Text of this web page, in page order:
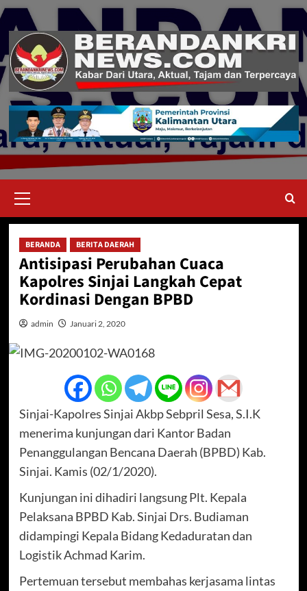
Skip
content
Menu
BERANDA BERITA DAERAH
Antisipasi Perubahan Cuaca
Kapolres Sinjai Langkah Cepat
Kordinasi Dengan BPBD
admin Januari 2, 2020
Sinjai-Kapolres Sinjai Akbp Sebpril Sesa, S.I.K
menerima kunjungan dari Kantor Badan
Penanggulangan Bencana Daerah (BPBD) Kab.
Sinjai. Kamis (02/1/2020).
Kunjungan ini dihadiri langsung Plt. Kepala
Pelaksana BPBD Kab. Sinjai Drs. Budiaman
didampingi Kepala Bidang Kedaduratan dan
Logistik Achmad Karim.
Pertemuan tersebut membahas kerjasama lintas